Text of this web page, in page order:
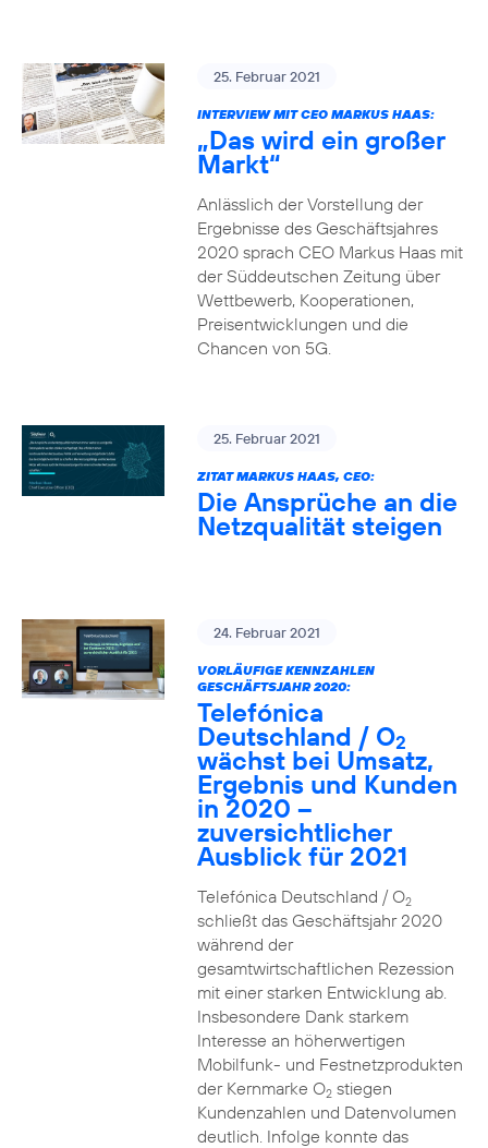
25. Februar 2021
INTERVIEW MIT CEO MARKUS HAAS:
„Das wird ein großer
Markt“
Anlässlich der Vorstellung der
Ergebnisse des Geschäftsjahres
2020 sprach CEO Markus Haas mit
der Süddeutschen Zeitung über
Wettbewerb, Kooperationen,
Preisentwicklungen und die
Chancen von 5G.
25. Februar 2021
ZITAT MARKUS HAAS, CEO:
Die Ansprüche an die
Netzqualität steigen
24. Februar 2021
VORLÄUFIGE KENNZAHLEN
GESCHÄFTSJAHR 2020:
Telefónica
Deutschland / O2
wächst bei Umsatz,
Ergebnis und Kunden
in 2020 –
zuversichtlicher
Ausblick für 2021
Telefónica Deutschland / O2
schließt das Geschäftsjahr 2020
während der
gesamtwirtschaftlichen Rezession
mit einer starken Entwicklung ab.
Insbesondere Dank starkem
Interesse an höherwertigen
Mobilfunk- und Festnetzprodukten
der Kernmarke O2stiegen
Kundenzahlen und Datenvolumen
deutlich. Infolge konnte das